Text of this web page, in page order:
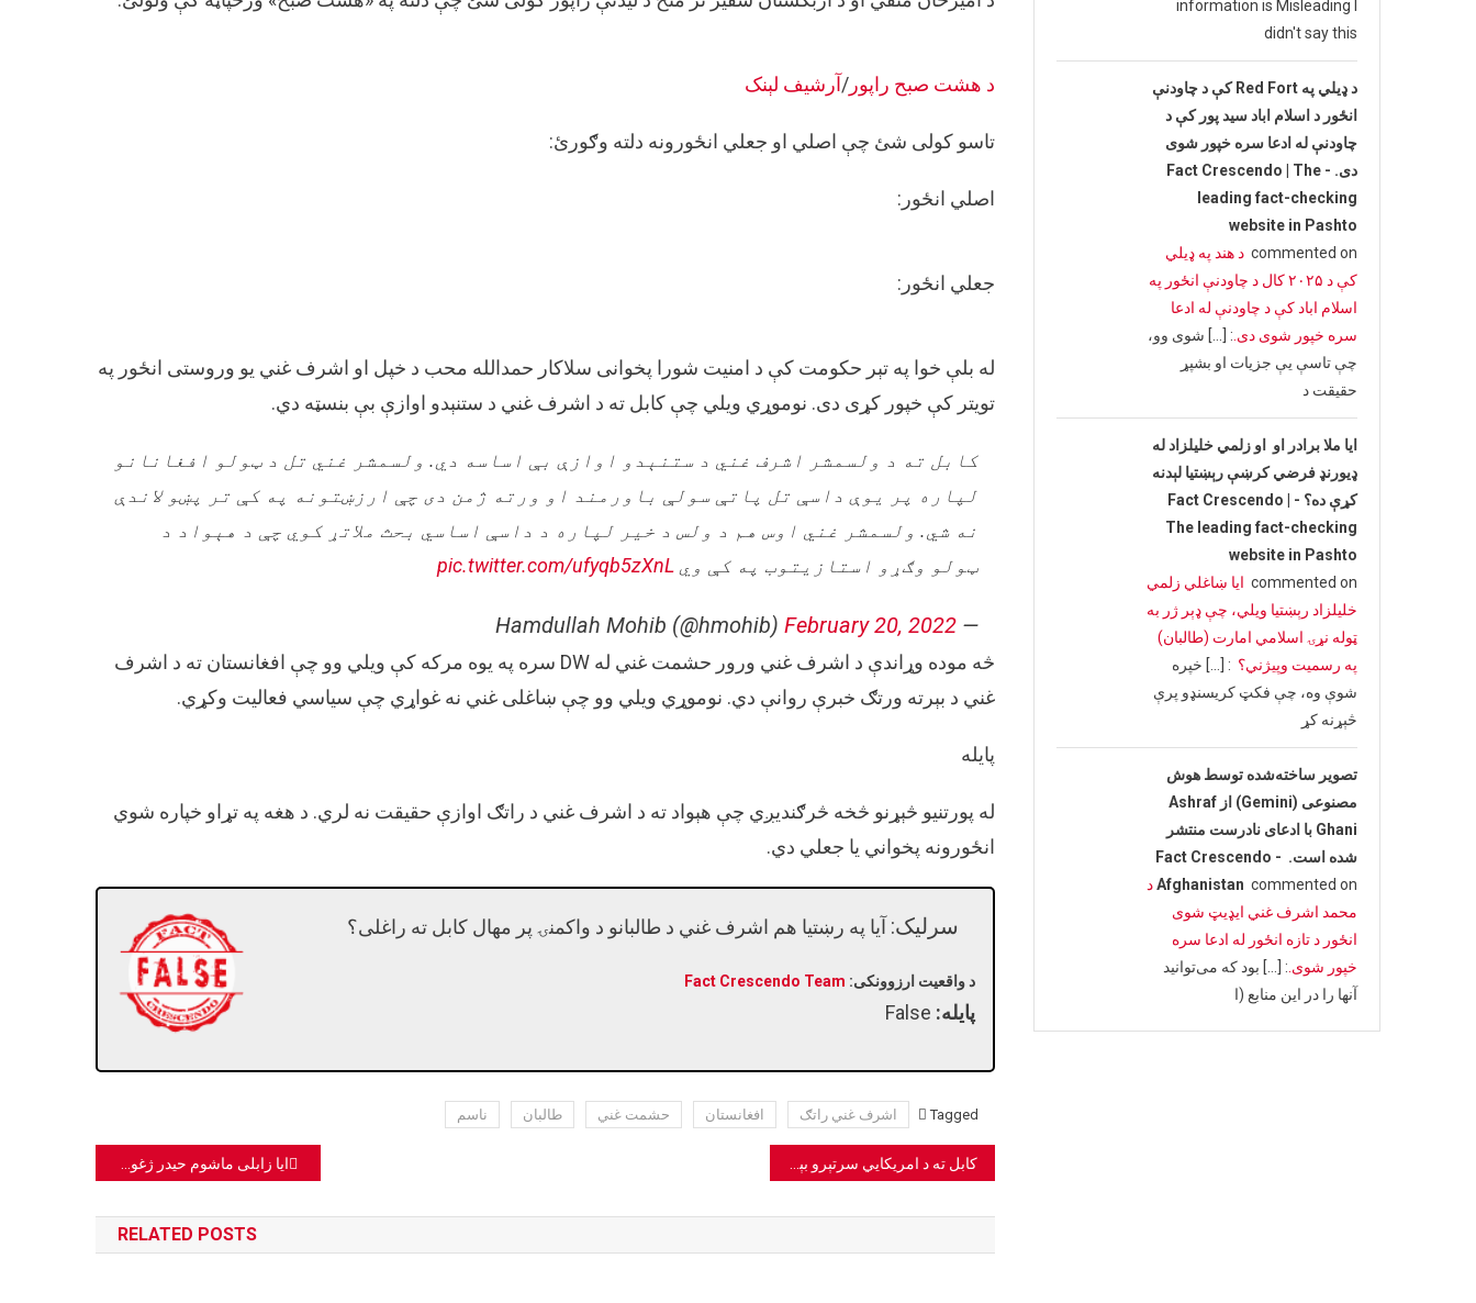
د هشت صبح راپور /آرشیف لېنک
تاسو کولی شئ چې اصلي او جعلي انځورونه دلته وګورئ:
اصلي انځور:
جعلي انځور:
له بلې خوا په تېر حکومت کې د امنیت شورا پخوانی سلاکار حمدالله محب د خپل او اشرف غني یو وروستی انځور په
تویتر کې خپور کړی دی. نوموړي ویلي چې کابل ته د اشرف غني د ستنېدو اوازې بې بنسټه دي.
کابل ته د ولسمشر اشرف غني د ستنېدو اوازې بې اساسه دي. ولسمشر غني تل د ټولو افغانانو
لپاره پر یوې داسې تل پاتې سولې باورمند او ورته ژمن دی چې ارزښتونه په کې تر پښو لاندې
نه شي. ولسمشر غني اوس هم د ولس د خیر لپاره د داسې اساسي بحث ملاتړ کوي چې د هېواد د
ټولو وګړو استازیتوب په کې وي pic.twitter.com/ufyqb5zXnL
— Hamdullah Mohib (@hmohib)
February 20, 2022
څه موده وړاندې د اشرف غني ورور حشمت غني له DW سره په یوه مرکه کې ویلي وو چې افغانستان ته د اشرف
غني د بېرته ورتګ خبرې روانې دي. نوموړي ویلي وو چې ښاغلی غني نه غواړي چې سیاسي فعالیت وکړي.
پایله
له پورتنیو څېړنو څخه څرګندیږي چې هېواد ته د اشرف غني د راتګ اوازې حقیقت نه لري. د هغه په تړاو خپاره شوي
انځورونه پخواني یا جعلي دي.
سرلیک: آیا په رښتیا هم اشرف غني د طالبانو د واکمنۍ پر مهال کابل ته راغلی؟
د واقعیت ارزوونکی: Fact Crescendo Team
پایله:
Tagged اشرف غني راتګ افغانستان حشمت غني طالبان ناسم
Post
navigation
ایا زابلی ماشوم حیدر ژغورل شوی؟
RELATED POSTS
information is Misleading I
didn't say this
د ډیلي په Red Fort کې د چاودنې
انځور د اسلام اباد سید پور کې د
چاودنې له ادعا سره خپور شوی
دی. - Fact Crescendo | The
leading fact-checking
website in Pashto
commented on د هند په ډیلي
کې د ۲۰۲۵ کال د چاودنې انځور په
اسلام اباد کې د چاودنې له ادعا
سره خپور شوی دی. : […] شوی وو،
چې تاسې یې جزیات او بشپړ
حقیقت د
ایا ملا برادر او او زلمي خلیلزاد له
ډیورنډ فرضي کرښې رېښتیا لېدنه
کړې ده؟ - Fact Crescendo |
The leading fact-checking
website in Pashto
commented on ایا ښاغلي زلمي
خلیلزاد رېښتیا ویلي، چې ډېر ژر به
ټوله نړۍ اسلامي امارت (طالبان)
په رسمیت وپیژني؟ : […] خپره
شوې وه، چې فکټ کریسنډو پرې
څېړنه کړ
تصویر ساخته‌شده توسط هوش
مصنوعی (Gemini) از Ashraf
Ghani با ادعای نادرست منتشر
شده است. - Fact Crescendo
Afghanistan commented on
د
محمد اشرف غني ایډیټ شوی
انځور د تازه انځور له ادعا سره
خپور شوی. : […] بود که می‌توانید
آنها را در این منابع (ا